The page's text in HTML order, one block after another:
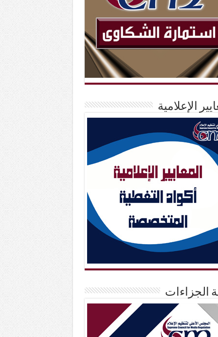
الإعلامية
الجزاءات